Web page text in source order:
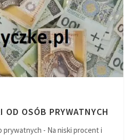
OD OSÓB PRYWATNYCH
prywatnych - Na niski procent i